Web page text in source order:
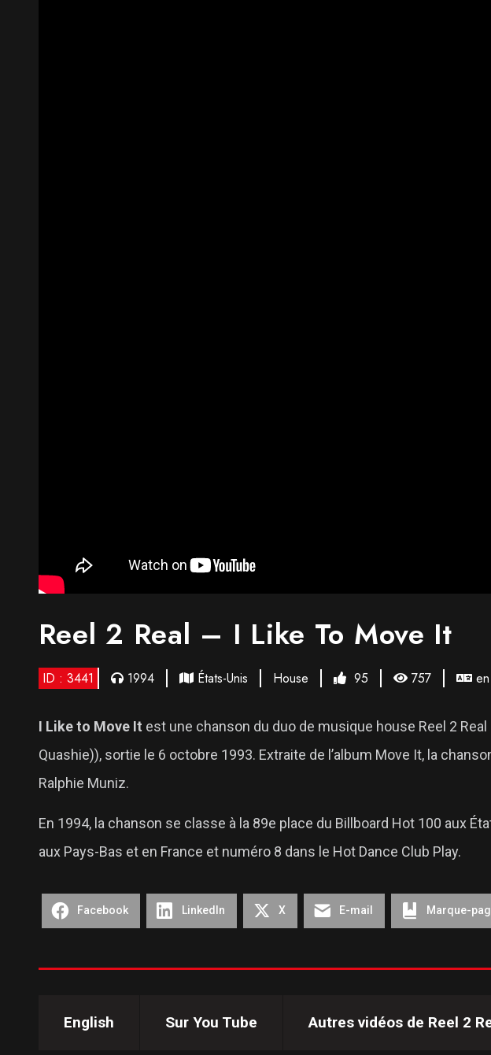
Reel 2 Real – I Like To Move It
ID : 3441 1994 États-Unis House 95 757 en
I Like to Move It est une chanson du duo de musique house Reel 2
Quashie)), sortie le 6 octobre 1993. Extraite de l’album Move It, la
Ralphie Muniz.
En 1994, la chanson se classe à la 89e place du Billboard Hot 100 aux
aux Pays-Bas et en France et numéro 8 dans le Hot Dance Club Play.
Facebook LinkedIn X E-mail Marque-
English Sur You Tube Autres vidéos de Reel 2